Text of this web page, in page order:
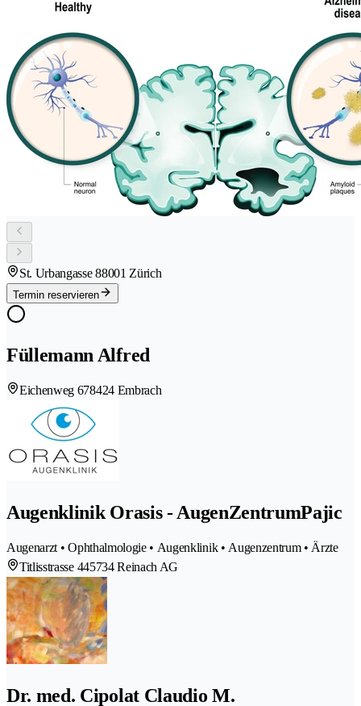
St. Urbangasse 88001 Zürich
Termin reservieren
Füllemann Alfred
Eichenweg 678424 Embrach
Augenklinik Orasis - AugenZentrumPajic
Augenarzt • Ophthalmologie • Augenklinik • Augenzentrum • Ärzte
Titlisstrasse 445734 Reinach AG
Dr. med. Cipolat Claudio M.